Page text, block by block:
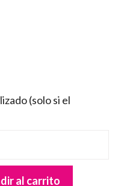
(solo si el
al carrito